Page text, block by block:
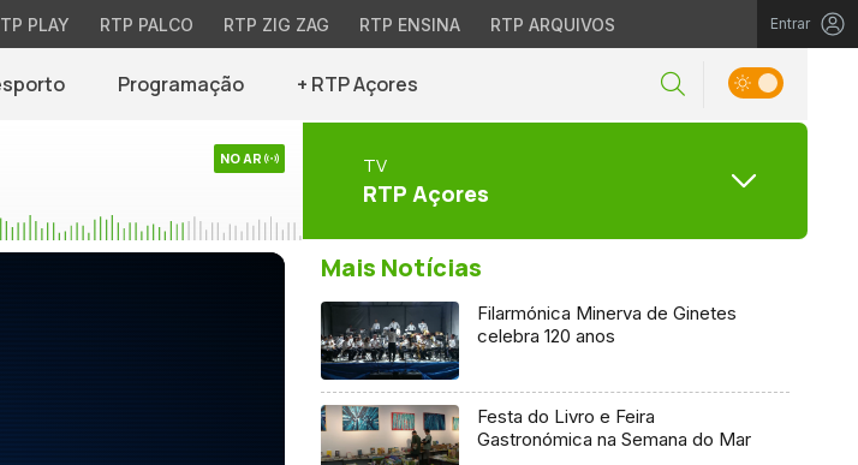
PLAY RTP PALCO RTP ZIG ZAG RTP ENSINA RTP ARQUIVOS Entrar
Programação + RTP Açores
NO AR TV
RTP Açores
Mais Notícias
Filarmónica Minerva de Ginetes
celebra 120 anos
Festa do Livro e Feira
Gastronómica na Semana do Mar